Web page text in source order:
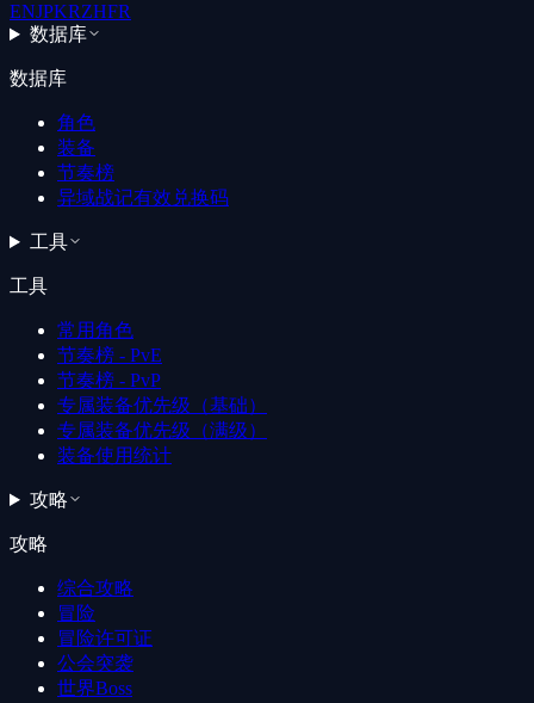
ENJPKRZHFR
数据库
数据库
角色
装备
节奏榜
异域战记有效兑换码
工具
工具
常用角色
节奏榜 - PvE
节奏榜 - PvP
专属装备优先级（基础）
专属装备优先级（满级）
装备使用统计
攻略
攻略
综合攻略
冒险
冒险许可证
公会突袭
世界Boss